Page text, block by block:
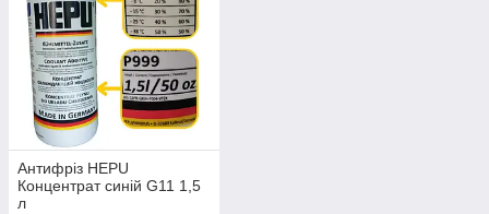
Антифріз HEPU
Концентрат синій G11 1,5
л